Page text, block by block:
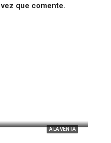
que comente.
A LA VENTA